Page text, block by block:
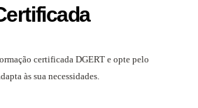
certificada DGERT e opte pelo
às sua necessidades.